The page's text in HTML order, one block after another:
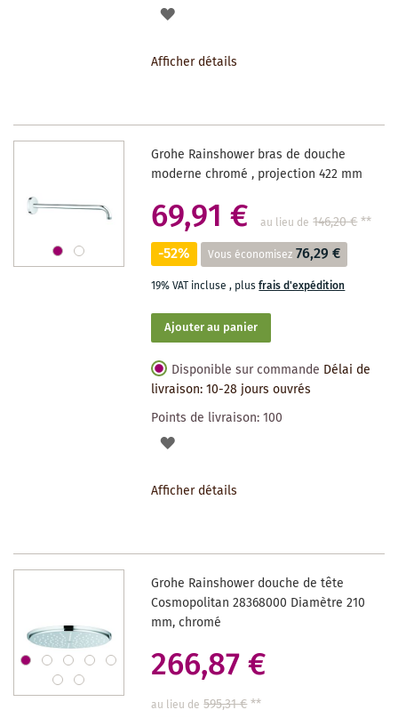
AJOUTER
SOUHAITS
Afficher détails
Grohe Rainshower bras de douche
moderne chromé , projection 422 mm
69,91 € au lieu de 146,20 €**
-52% Vous économisez 76,29 €
19% VAT incluse, plusfrais d'expédition
Ajouter au panier
Disponible sur commande Délai de
livraison: 10-28 jours ouvrés
Points de livraison:100
AJOUTER
SOUHAITS
Afficher détails
Grohe Rainshower douche de tête
Cosmopolitan 28368000 Diamètre 210
mm, chromé
266,87 €
au lieu de 595,31 €**